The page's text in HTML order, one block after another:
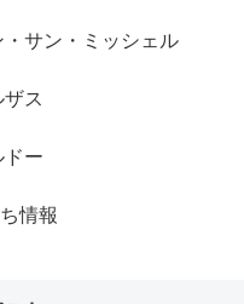
・サン・ミッシェル
ザス
ドー
情報